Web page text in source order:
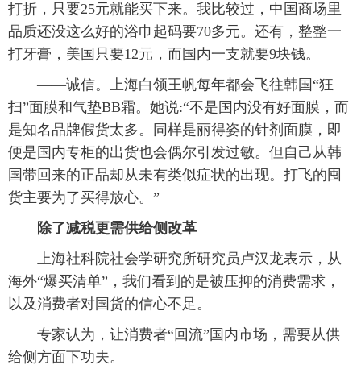
打折，只要25元就能买下来。我比较过，中国商场里
品质还没这么好的浴巾起码要70多元。还有，整整一
打牙膏，美国只要12元，而国内一支就要9块钱。
——诚信。上海白领王帆每年都会飞往韩国“狂
扫”面膜和气垫BB霜。她说:“不是国内没有好面膜，而
是知名品牌假货太多。同样是丽得姿的针剂面膜，即
便是国内专柜的出货也会偶尔引发过敏。但自己从韩
国带回来的正品却从未有类似症状的出现。打飞的囤
货主要为了买得放心。”
除了减税更需供给侧改革
上海社科院社会学研究所研究员卢汉龙表示，从
海外“爆买清单”，我们看到的是被压抑的消费需求，
以及消费者对国货的信心不足。
专家认为，让消费者“回流”国内市场，需要从供
给侧方面下功夫。